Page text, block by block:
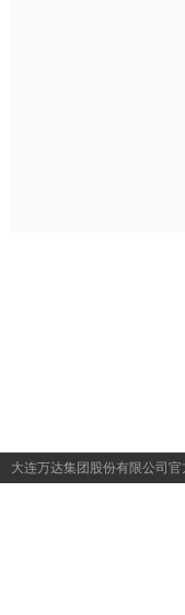
大连万达集团股份有限公司